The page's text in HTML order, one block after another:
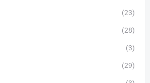
(23)
(28)
(3)
(29)